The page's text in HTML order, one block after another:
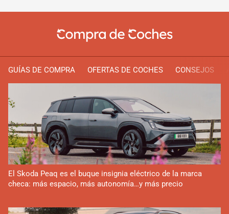
GUÍAS DE COMPRA OFERTAS DE COCHES CONSEJOS
El Skoda Peaq es el buque insignia eléctrico de la marca
checa: más espacio, más autonomía…y más precio